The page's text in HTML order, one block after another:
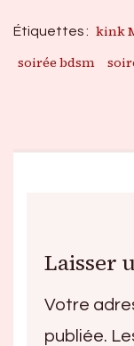
Étiquettes : kink
soirée bdsm
Laisser
Votre
publiée.